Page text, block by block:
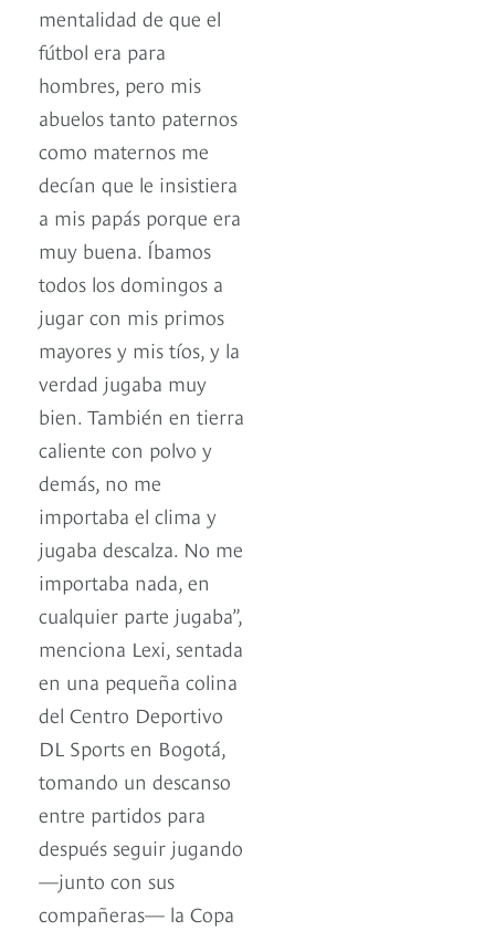
mentalidad de que el
fútbol era para
hombres, pero mis
abuelos tanto paternos
como maternos me
decían que le insistiera
a mis papás porque era
muy buena. Íbamos
todos los domingos a
jugar con mis primos
mayores y mis tíos, y la
verdad jugaba muy
bien. También en tierra
caliente con polvo y
demás, no me
importaba el clima y
jugaba descalza. No me
importaba nada, en
cualquier parte jugaba”,
menciona Lexi, sentada
en una pequeña colina
del Centro Deportivo
DL Sports en Bogotá,
tomando un descanso
entre partidos para
después seguir jugando
—junto con sus
compañeras— la Copa